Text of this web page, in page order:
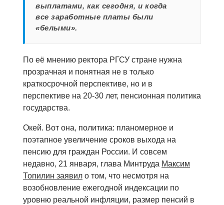
выплатами, как сегодня, и когда
все заработные платы были
«белыми».
По её мнению ректора РГСУ стране нужна
прозрачная и понятная не в только
краткосрочной перспективе, но и в
перспективе на 20-30 лет, пенсионная политика
государства.
Окей. Вот она, политика: планомерное и
поэтапное увеличение сроков выхода на
пенсию для граждан России. И совсем
недавно, 21 января, глава Минтруда Максим
Топилин заявил о том, что несмотря на
возобновление ежегодной индексации по
уровню реальной инфляции, размер пенсий в